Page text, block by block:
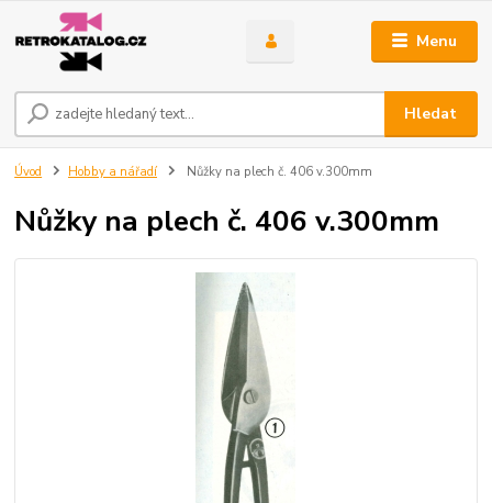
Menu
Hledat
Úvod Hobby a nářadí Nůžky na plech č. 406 v.300mm
Nůžky na plech č. 406 v.300mm